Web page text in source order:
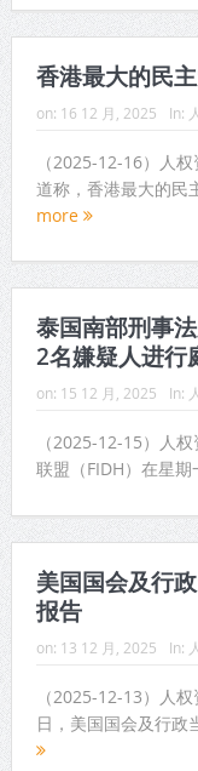
香港最大的民
on: 16 12 月, 2025 In:
（2025-12-16）人
道称，香港最大的
more
泰国南部刑事
2名嫌疑人进行
on: 15 12 月, 2025 In:
（2025-12-15）人
联盟（FIDH）在星
美国国会及行
报告
on: 13 12 月, 2025 In:
（2025-12-13）人
日，美国国会及行